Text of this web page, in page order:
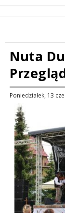
Nuta
Poniedziałek, 13
Treść